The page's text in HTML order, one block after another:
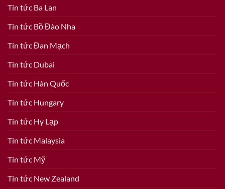
Tin tức Ba Lan
Tin tức Bồ Đào Nha
Tin tức Đan Mạch
Tin tức Dubai
Tin tức Hàn Quốc
Tin tức Hungary
Tin tức Hy Lạp
Tin tức Malaysia
Tin tức Mỹ
Tin tức New Zealand